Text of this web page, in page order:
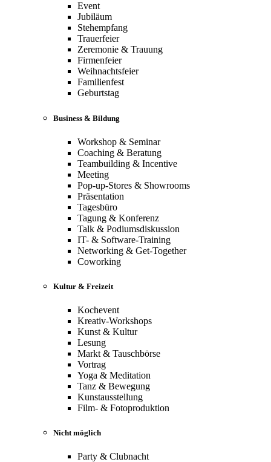
Event
Jubiläum
Stehempfang
Trauerfeier
Zeremonie & Trauung
Firmenfeier
Weihnachtsfeier
Familienfest
Geburtstag
Business & Bildung
Workshop & Seminar
Coaching & Beratung
Teambuilding & Incentive
Meeting
Pop-up-Stores & Showrooms
Präsentation
Tagesbüro
Tagung & Konferenz
Talk & Podiumsdiskussion
IT- & Software-Training
Networking & Get-Together
Coworking
Kultur & Freizeit
Kochevent
Kreativ-Workshops
Kunst & Kultur
Lesung
Markt & Tauschbörse
Vortrag
Yoga & Meditation
Tanz & Bewegung
Kunstausstellung
Film- & Fotoproduktion
Nicht möglich
Party & Clubnacht